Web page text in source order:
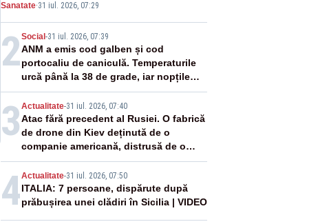
proiectul Legii salarizării
Sanatate·31 iul. 2026, 07:29
2Social -31 iul. 2026, 07:39
ANM a emis cod galben și cod
portocaliu de caniculă. Temperaturile
urcă până la 38 de grade, iar nopțile
devin tropicale
3 Actualitate-31 iul. 2026, 07:40
Atac fără precedent al Rusiei. O fabrică
de drone din Kiev deținută de o
companie americană, distrusă de o
rachetă rusească
4Actualitate-31 iul. 2026, 07:50
ITALIA: 7 persoane, dispărute după
prăbușirea unei clădiri în Sicilia | VIDEO